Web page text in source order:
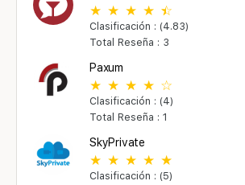
Clasificación : (4.83)
Total Reseña : 3
Paxum
Clasificación : (4)
Total Reseña : 1
SkyPrivate
Clasificación : (5)